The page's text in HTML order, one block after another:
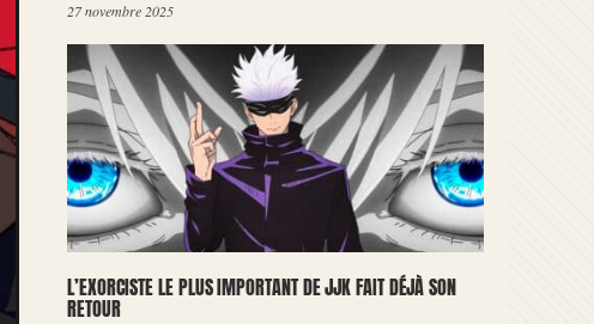
27 novembre 2025
L’EXORCISTE LE PLUS IMPORTANT DE JJK FAIT DÉJÀ SON
RETOUR